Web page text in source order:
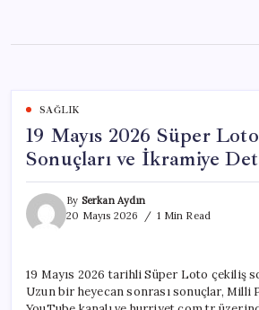
content
SAĞLIK
19 Mayıs 2026 Süper
Sonuçları ve İkramiye
By Serkan Aydın
20 Mayıs 2026
1 Min Read
19 Mayıs 2026 tarihli Süper Loto çekiliş
Uzun bir heyecan sonrası sonuçlar, Milli